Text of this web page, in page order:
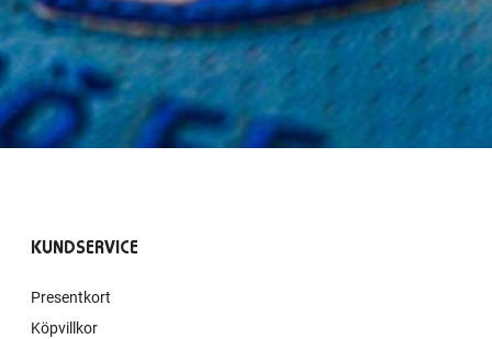
KUNDSERVICE
Presentkort
Köpvillkor